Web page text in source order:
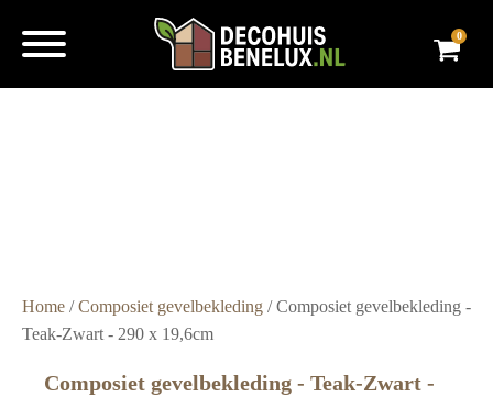
0
Home /Composiet gevelbekleding / Composiet gevelbekleding -
Teak-Zwart - 290 x 19,6cm
Composiet gevelbekleding - Teak-Zwart -